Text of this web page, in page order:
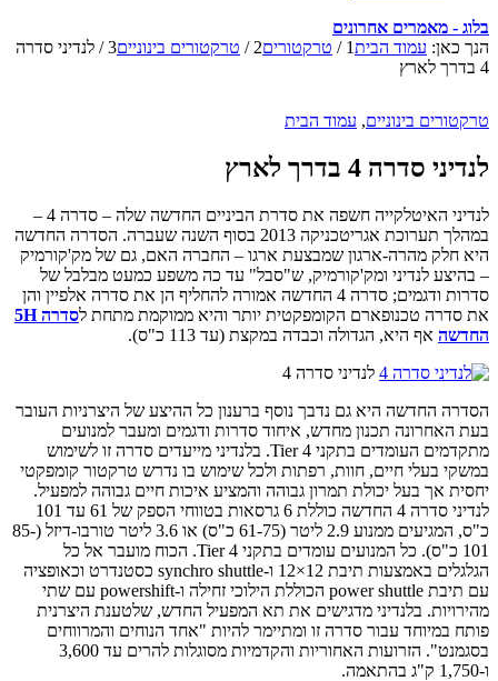
בלוג - מאמרים אחרונים
הנך כאן: עמוד הבית1
/ טרקטורים2
/ טרקטורים בינוניים3
/ לנדיני סדרה
4 בדרך לארץ
טרקטורים בינוניים, עמוד הבית
לנדיני סדרה 4 בדרך לארץ
לנדיני האיטלקייה חשפה את סדרת הביניים החדשה שלה – סדרה 4 –
במהלך תערוכת אגריטכניקה 2013 בסוף השנה שעברה. הסדרה החדשה
היא חלק מהרה-ארגון שמבצעת ארגו – החברה האם, גם של מק'קורמיק
– בהיצע לנדיני ומק'קורמיק, ש"סבל" עד כה משפע כמעט מבלבל של
סדרות ודגמים; סדרה 4 החדשה אמורה להחליף הן את סדרה אלפיין והן
את סדרה טכנופארם הקומפקטית יותר והיא ממוקמת מתחת ל
סדרה 5H
החדשה אף היא, הגדולה וכבדה במקצת (עד 113 כ"ס).
לנדיני סדרה 4
הסדרה החדשה היא גם נדבך נוסף ברענון כל ההיצע של היצרניות העובר
בעת האחרונה תכנון מחדש, איחוד סדרות ודגמים ומעבר למנועים
מתקדמים העומדים בתקני Tier 4. בלנדיני מייעדים סדרה זו לשימוש
במשקי בעלי חיים, חוות, רפתות ולכל שימוש בו נדרש טרקטור קומפקטי
יחסית אך בעל יכולת תמרון גבוהה והמציע איכות חיים גבוהה למפעיל.
לנדיני סדרה 4 החדשה כוללת 6 גרסאות בטווחי הספק של 61 עד 101
כ"ס, המגיעים ממנוע 2.9 ליטר (61-75 כ"ס) או 3.6 ליטר טורבו-דיזל (85-
101 כ"ס). כל המנועים עומדים בתקני Tier 4. הכוח מועבר אל כל
הגלגלים באמצעות תיבת 12×12 ו-synchro shuttle כסטנדרט וכאופציה
עם תיבת power shuttle הכוללת הילוכי זחילה ו-powershift עם שתי
מהירויות. בלנדיני מדגישים את תא המפעיל החדש, שלטענת היצרנית
פותח במיוחד עבור סדרה זו ומתיימר להיות "אחד הנוחים והמרווחים
בסגמנט". הזרועות האחוריות והקדמיות מסוגלות להרים עד 3,600
ו-1,750 ק"ג בהתאמה.